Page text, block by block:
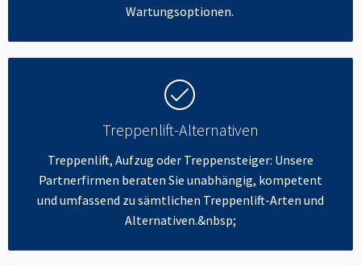
Wartungsoptionen.
Treppenlift-Alternativen
Treppenlift, Aufzug oder Treppensteiger: Unsere
Partnerfirmen beraten Sie unabhängig, kompetent
und umfassend zu sämtlichen Treppenlift-Arten und
Alternativen.&nbsp;